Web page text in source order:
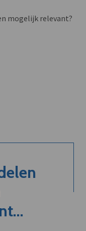
mogelijk relevant?